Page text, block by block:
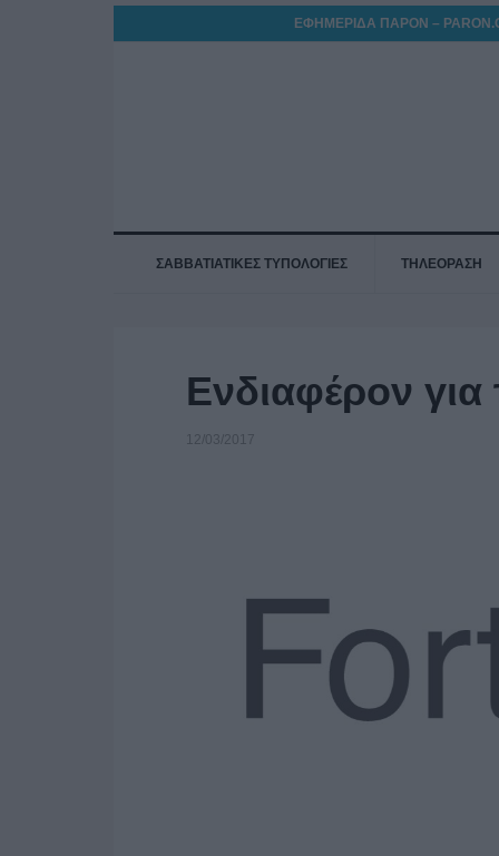
ΕΦΗΜΕΡΙΔΑ ΠΑΡΟΝ –
ΣΑΒΒΑΤΙΑΤΙΚΕΣ ΤΥΠΟΛΟΓΙΕΣ ΤΗΛΕΟΡΑΣΗ
Ενδιαφέρον για
12/03/2017